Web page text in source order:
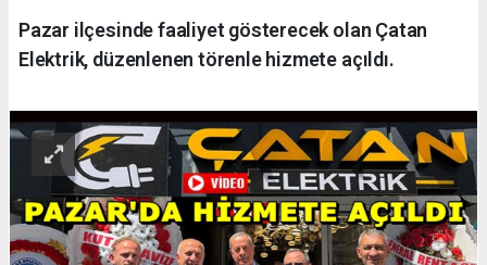
Pazar ilçesinde faaliyet gösterecek olan Çatan
Elektrik, düzenlenen törenle hizmete açıldı.